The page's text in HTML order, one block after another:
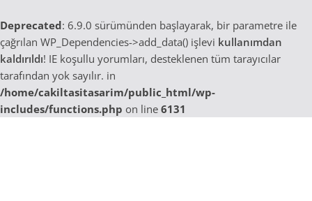
Deprecated: 6.9.0 sürümünden başlayarak, bir parametre ile
çağrılan WP_Dependencies->add_data() işlevi kullanımdan
kaldırıldı! IE koşullu yorumları, desteklenen tüm tarayıcılar
tarafından yok sayılır. in
/home/cakiltasitasarim/public_html/wp-
includes/functions.php on line 6131